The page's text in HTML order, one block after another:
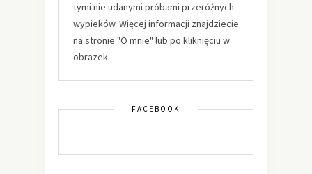
tymi nie udanymi próbami przeróżnych
wypieków. Więcej informacji znajdziecie
na stronie "O mnie" lub po kliknięciu w
obrazek
FACEBOOK